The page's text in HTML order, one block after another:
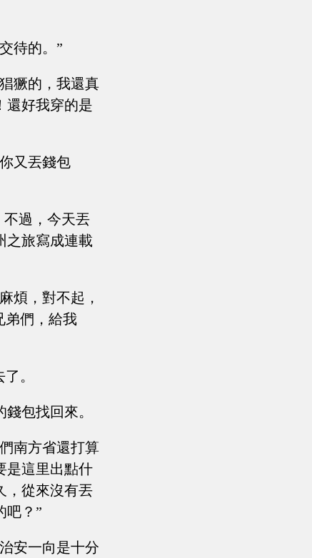
待的。”
獗的，我還真
還好我穿的是
又丟錢包
不過，今天丟
之旅寫成連載
煩，對不起，
弟們，給我
。
包找回來。
南方省還打算
是這里出點什
，從來沒有丟
吧？”
安一向是十分